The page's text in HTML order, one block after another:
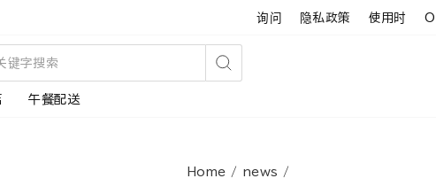
询问 隐私政策 使用时
搜
午餐配送
Home / news /